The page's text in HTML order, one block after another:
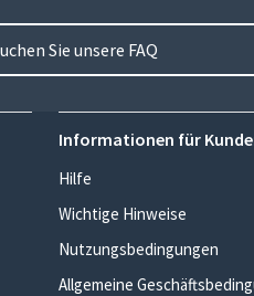
Sie unsere FAQ
Informationen für
Hilfe
Wichtige Hinweise
Nutzungsbedingungen
Allgemeine